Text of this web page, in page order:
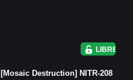
LIBRE
[Mosaic Destruction] NITR-208